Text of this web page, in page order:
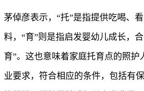
茅倬彦表示，“托”是指提供吃喝、
料，“育”则是指启发婴幼儿成长，
育”。这也意味着家庭托育点的照护
业要求，符合相应的条件，包括有